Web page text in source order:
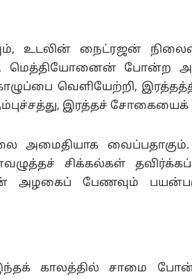
உடலின் நைட்ரஜன்
மெத்தியோனைன் போன்ற
வெளியேற்றி,
இரத்தச் சோகையைக்
அமைதியாக
சிக்கல்கள்
அழகைப் பேணவும்
காலத்தில் சாமை